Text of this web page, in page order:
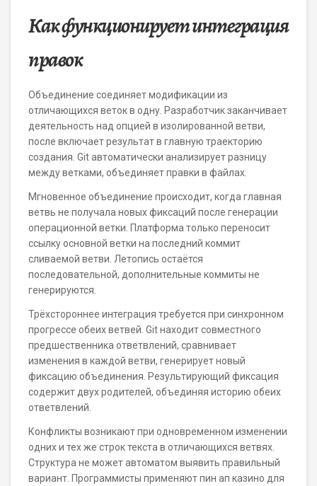
Как функционирует интеграция
правок
Объединение соединяет модификации из
отличающихся веток в одну. Разработчик заканчивает
деятельность над опцией в изолированной ветви,
после включает результат в главную траекторию
создания. Git автоматически анализирует разницу
между ветками, объединяет правки в файлах.
Мгновенное объединение происходит, когда главная
ветвь не получала новых фиксаций после генерации
операционной ветки. Платформа только переносит
ссылку основной ветки на последний коммит
сливаемой ветви. Летопись остаётся
последовательной, дополнительные коммиты не
генерируются.
Трёхстороннее интеграция требуется при синхронном
прогрессе обеих ветвей. Git находит совместного
предшественника ответвлений, сравнивает
изменения в каждой ветви, генерирует новый
фиксацию объединения. Результирующий фиксация
содержит двух родителей, объединяя историю обеих
ответвлений.
Конфликты возникают при одновременном изменении
одних и тех же строк текста в отличающихся ветвях.
Структура не может автоматом выявить правильный
вариант. Программисты применяют пин ап казино для